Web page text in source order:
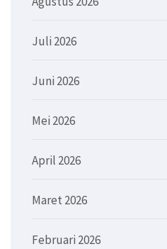
Juli 2026
Juni 2026
Mei 2026
April 2026
Maret 2026
Februari 2026